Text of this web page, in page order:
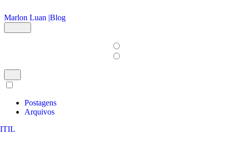
Marlon Luan |Blog
Postagens
Arquivos
ITIL